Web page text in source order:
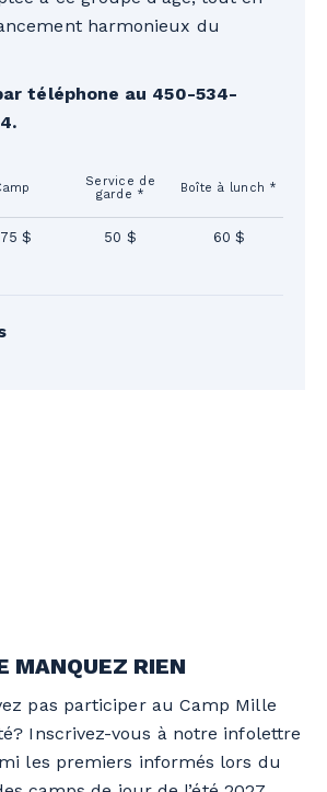
harmonieux du
téléphone au 450-534-
Service de
garde *
Boîte à lunch *
$ 50 $ 60 $
de garde et la boîte à lunch
pour la semaine complète
et ne sont pas disponibles à la
lunch comprend un repas froid,
MANQUEZ RIEN
pas participer au Camp Mille
Inscrivez-vous à notre infolettre
les premiers informés lors du